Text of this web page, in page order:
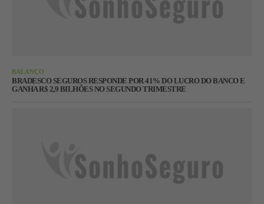
BALANÇO
BRADESCO SEGUROS RESPONDE POR 41% DO LUCRO DO BANCO E
GANHA R$ 2,9 BILHÕES NO SEGUNDO TRIMESTRE